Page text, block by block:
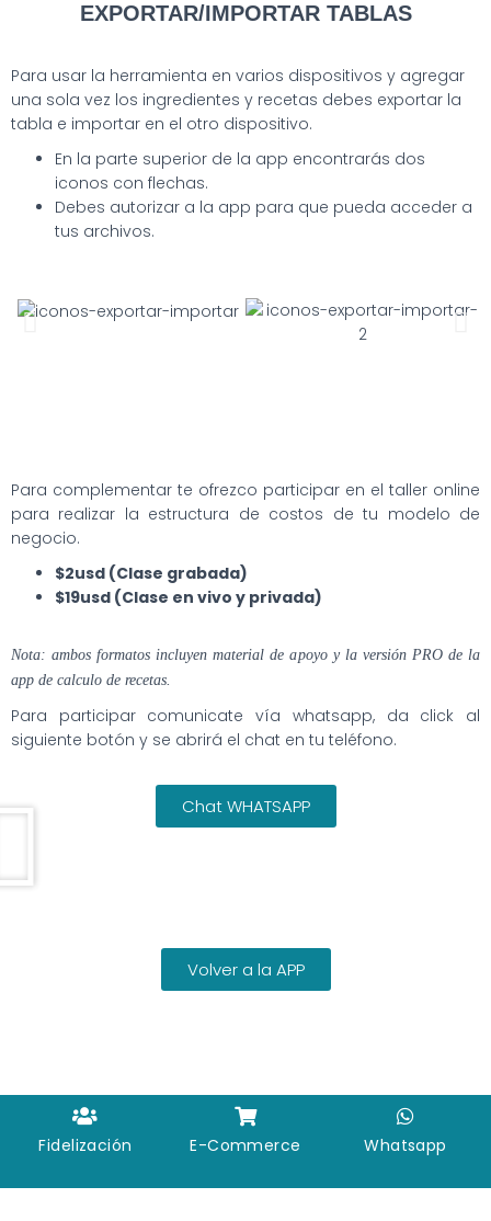
EXPORTAR/IMPORTAR TABLAS
Para usar la herramienta en varios dispositivos y agregar
una sola vez los ingredientes y recetas debes exportar la
tabla e importar en el otro dispositivo.
En la parte superior de la app encontrarás dos
iconos con flechas.
Debes autorizar a la app para que pueda acceder a
tus archivos.
Para complementar te ofrezco participar en el taller online
para realizar la estructura de costos de tu modelo de
negocio.
$2usd (Clase grabada)
$19usd (Clase en vivo y privada)
Nota: ambos formatos incluyen material de apoyo y la versión PRO de la
app de calculo de recetas.
Para participar comunicate vía whatsapp, da click al
siguiente botón y se abrirá el chat en tu teléfono.
Chat WHATSAPP
Volver a la APP
Fidelización E-Commerce Whatsapp